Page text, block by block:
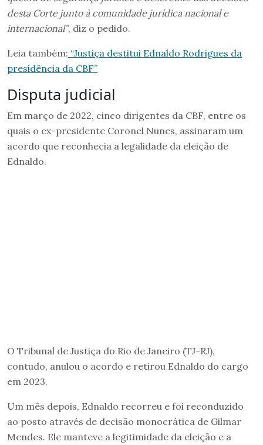
desta Corte junto à comunidade jurídica nacional e
internacional”, diz o pedido.
Leia também: “Justiça destitui Ednaldo Rodrigues da
presidência da CBF”
Disputa judicial
Em março de 2022, cinco dirigentes da CBF, entre os
quais o ex-presidente Coronel Nunes, assinaram um
acordo que reconhecia a legalidade da eleição de
Ednaldo.
O Tribunal de Justiça do Rio de Janeiro (TJ-RJ),
contudo, anulou o acordo e retirou Ednaldo do cargo
em 2023.
Um mês depois, Ednaldo recorreu e foi reconduzido
ao posto através de decisão monocrática de Gilmar
Mendes. Ele manteve a legitimidade da eleição e a